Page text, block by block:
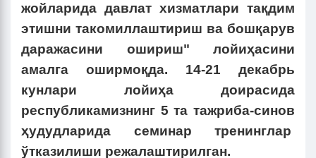
жойларида давлат хизматлари тақдим
этишни такомиллаштириш ва бошқарув
даражасини ошириш" лойиҳасини
амалга оширмоқда. 14-21 декабрь
кунлари лойиҳа доирасида
республикамизнинг 5 та тажриба-синов
ҳудудларида семинар тренинглар
ўтказилиши режалаштирилган.